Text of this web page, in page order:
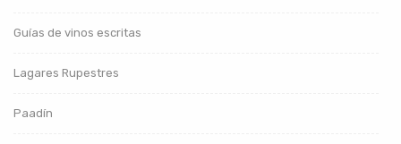
Guías de vinos escritas
Lagares Rupestres
Paadín